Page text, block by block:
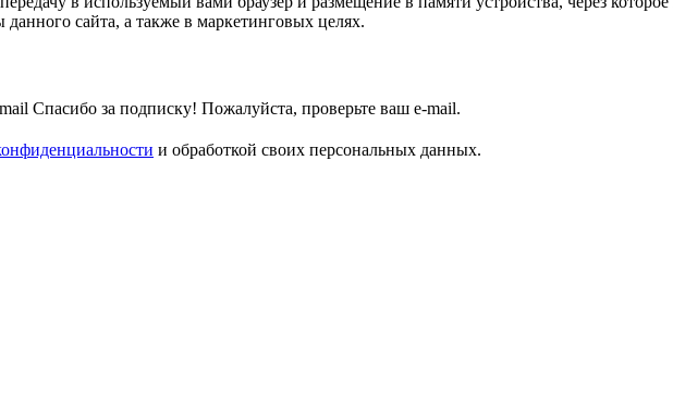
сайта, а также в маркетинговых целях.
Спасибо за подписку! Пожалуйста, проверьте ваш e-mail.
и обработкой своих персональных данных.